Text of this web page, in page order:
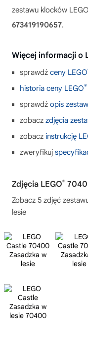
zestawu klocków LEGO
673419190657.
Więcej informacji o
sprawdź ceny LEGO
historia ceny LEGO®
sprawdź opis
zobacz zdjęcia
zobacz instrukcję
zweryfikuj
Zdjęcia LEGO®
Zobacz 5 zdjęć
lesie